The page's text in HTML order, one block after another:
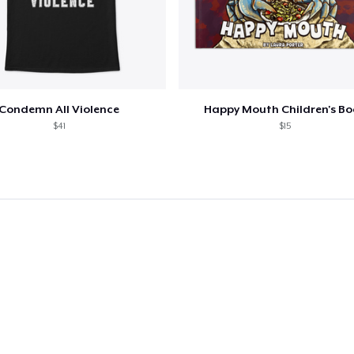
Condemn All Violence
$41
Happy Mouth Children's
$15